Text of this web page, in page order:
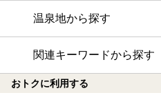
温泉地から探す
関連キーワードから探す
おトクに利用する